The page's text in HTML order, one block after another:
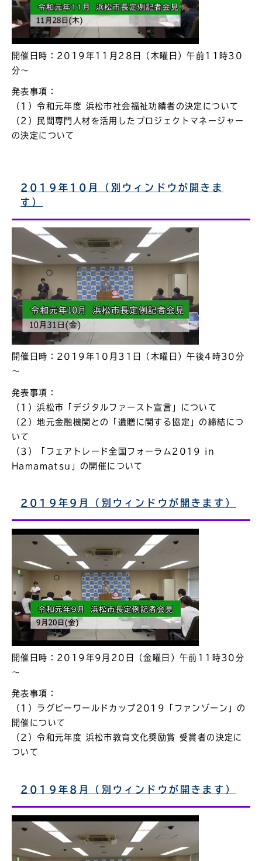
開催日時：2019年11月28日（木曜日）午前11時30
分～
発表事項：
（1）令和元年度 浜松市社会福祉功績者の決定について
（2）民間専門人材を活用したプロジェクトマネージャー
の決定について
2019年10月（別ウィンドウが開きま
す）
開催日時：2019年10月31日（木曜日）午後4時30分
～
発表事項：
（1）浜松市「デジタルファースト宣言」について
（2）地元金融機関との「遺贈に関する協定」の締結につ
いて
（3）「フェアトレード全国フォーラム2019 in
Hamamatsu」の開催について
2019年9月（別ウィンドウが開きます）
開催日時：2019年9月20日（金曜日）午前11時30分
～
発表事項：
（1）ラグビーワールドカップ2019「ファンゾーン」の
開催について
（2）令和元年度 浜松市教育文化奨励賞 受賞者の決定に
ついて
2019年8月（別ウィンドウが開きます）